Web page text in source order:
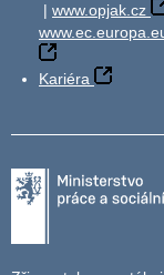
| www.opjak.cz
Kariéra